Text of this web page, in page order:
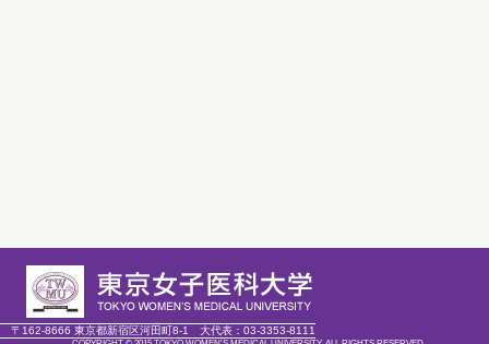
〒162-8666 東京都新宿区河田町8-1 大代表： 03-3353-8111